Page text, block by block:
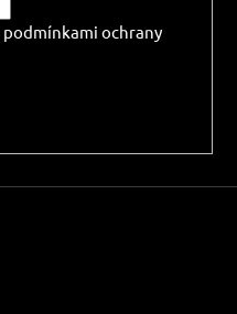
podmínkami ochrany